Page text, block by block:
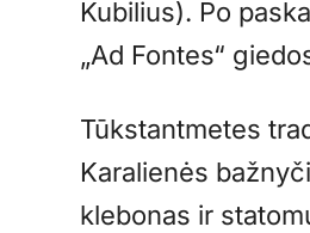
Kubilius). Po
„Ad Fontes“
Tūkstantmetes
Karalienės
klebonas ir